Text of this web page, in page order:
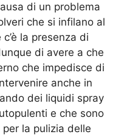
di un problema
che si infilano al
la presenza di
di avere a che
che impedisce di
anche in
dei liquidi spray
e che sono
la pulizia delle